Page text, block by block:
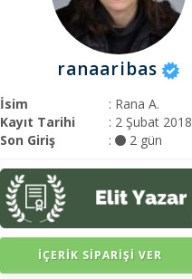
ranaaribas
İsim
: Rana A.
Kayıt Tarihi
: 2 Şubat 2018
Son Giriş
: 2 gün
İÇERIK SIPARIŞI VER